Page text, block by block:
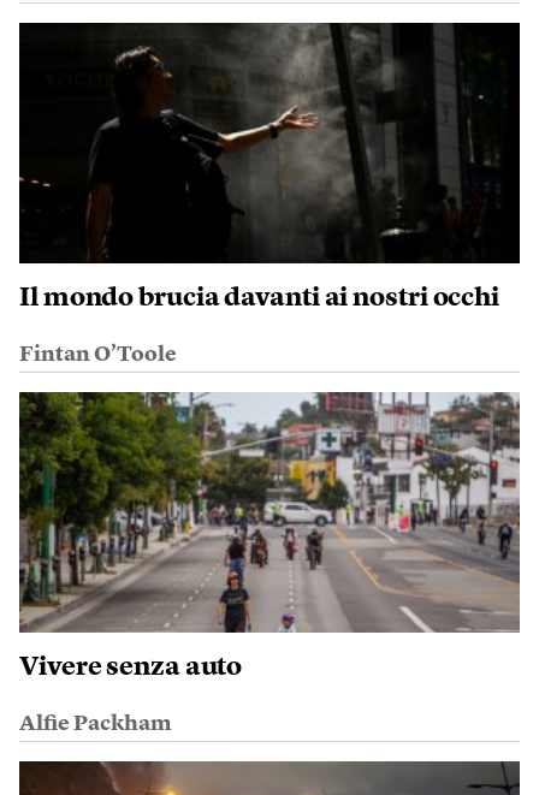
Il mondo brucia davanti ai nostri occhi
Fintan O’Toole
Vivere senza auto
Alfie Packham